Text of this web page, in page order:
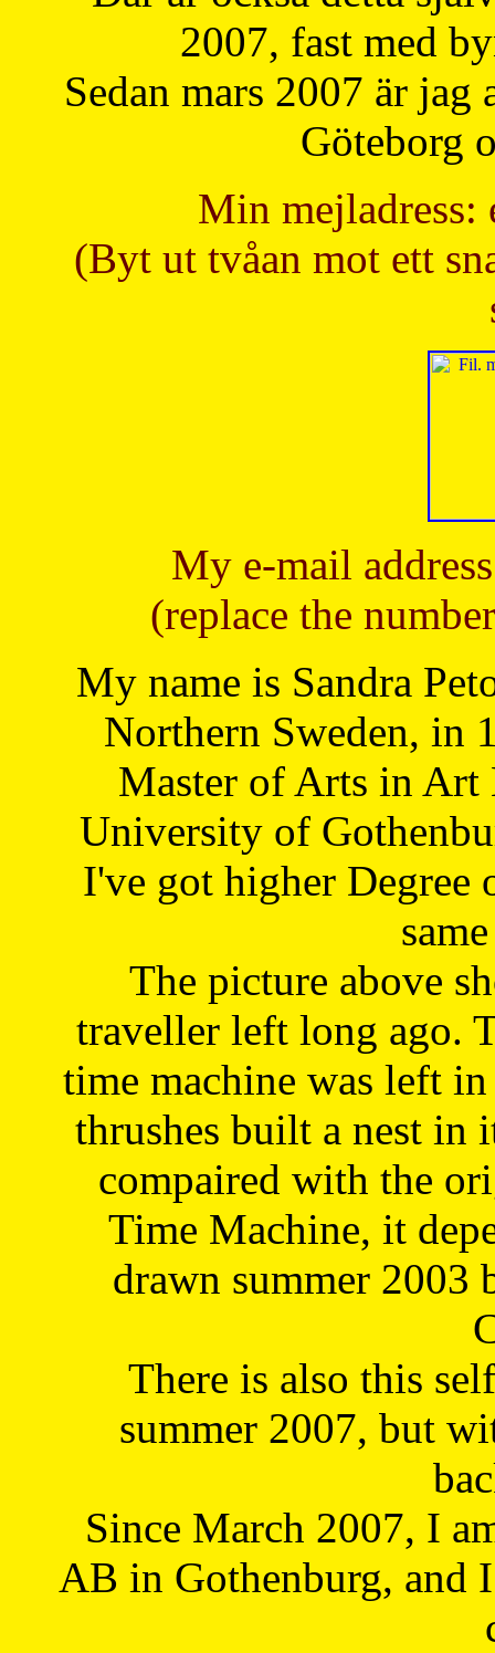
2007, fast med
Sedan mars 2007 är
Göteborg
Min mejladress:
(Byt ut tvåan mot ett
My e-mail
(replace the
My name is Sandra
Northern Sweden, in
Master of Arts in Art
University of
I've got higher Degree
The picture above
traveller left long ago.
time machine was left
thrushes built a nest in
compaired with the
Time Machine, it
drawn summer 2003
There is also this
summer 2007, but
Since March 2007, I
AB in Gothenburg, and